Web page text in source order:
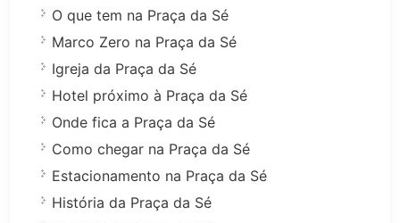
O que tem na Praça da Sé
Marco Zero na Praça da Sé
Igreja da Praça da Sé
Hotel próximo à Praça da Sé
Onde fica a Praça da Sé
Como chegar na Praça da Sé
Estacionamento na Praça da Sé
História da Praça da Sé